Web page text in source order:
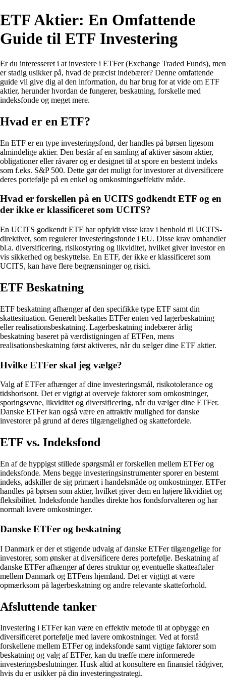
ETF Aktier: En Omfattende
Guide til ETF Investering
Er du interesseret i at investere i ETFer (Exchange Traded Funds), men
er stadig usikker på, hvad de præcist indebærer? Denne omfattende
guide vil give dig al den information, du har brug for at vide om ETF
aktier, herunder hvordan de fungerer, beskatning, forskelle med
indeksfonde og meget mere.
Hvad er en ETF?
En ETF er en type investeringsfond, der handles på børsen ligesom
almindelige aktier. Den består af en samling af aktiver såsom aktier,
obligationer eller råvarer og er designet til at spore en bestemt indeks
som f.eks. S&P 500. Dette gør det muligt for investorer at diversificere
deres portefølje på en enkel og omkostningseffektiv måde.
Hvad er forskellen på en UCITS godkendt ETF og en
der ikke er klassificeret som UCITS?
En UCITS godkendt ETF har opfyldt visse krav i henhold til UCITS-
direktivet, som regulerer investeringsfonde i EU. Disse krav omhandler
bl.a. diversificering, risikostyring og likviditet, hvilket giver investor en
vis sikkerhed og beskyttelse. En ETF, der ikke er klassificeret som
UCITS, kan have flere begrænsninger og risici.
ETF Beskatning
ETF beskatning afhænger af den specifikke type ETF samt din
skattesituation. Generelt beskattes ETFer enten ved lagerbeskatning
eller realisationsbeskatning. Lagerbeskatning indebærer årlig
beskatning baseret på værdistigningen af ETFen, mens
realisationsbeskatning først aktiveres, når du sælger dine ETF aktier.
Hvilke ETFer skal jeg vælge?
Valg af ETFer afhænger af dine investeringsmål, risikotolerance og
tidshorisont. Det er vigtigt at overveje faktorer som omkostninger,
sporingsevne, likviditet og diversificering, når du vælger dine ETFer.
Danske ETFer kan også være en attraktiv mulighed for danske
investorer på grund af deres tilgængelighed og skattefordele.
ETF vs. Indeksfond
En af de hyppigst stillede spørgsmål er forskellen mellem ETFer og
indeksfonde. Mens begge investeringsinstrumenter sporer en bestemt
indeks, adskiller de sig primært i handelsmåde og omkostninger. ETFer
handles på børsen som aktier, hvilket giver dem en højere likviditet og
fleksibilitet. Indeksfonde handles direkte hos fondsforvalteren og har
normalt lavere omkostninger.
Danske ETFer og beskatning
I Danmark er der et stigende udvalg af danske ETFer tilgængelige for
investorer, som ønsker at diversificere deres portefølje. Beskatning af
danske ETFer afhænger af deres struktur og eventuelle skatteaftaler
mellem Danmark og ETFens hjemland. Det er vigtigt at være
opmærksom på lagerbeskatning og andre relevante skatteforhold.
Afsluttende tanker
Investering i ETFer kan være en effektiv metode til at opbygge en
diversificeret portefølje med lavere omkostninger. Ved at forstå
forskellene mellem ETFer og indeksfonde samt vigtige faktorer som
beskatning og valg af ETFer, kan du træffe mere informerede
investeringsbeslutninger. Husk altid at konsultere en finansiel rådgiver,
hvis du er usikker på din investeringsstrategi.